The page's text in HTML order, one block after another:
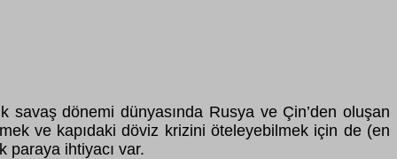
dönemi dünyasında Rusya ve Çin’den oluşan
ve kapıdaki döviz krizini öteleyebilmek için de (en
paraya ihtiyacı var.